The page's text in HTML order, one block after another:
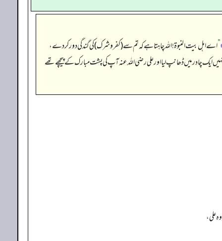
”اے اہل بیت النبوۃ! اللہ چاہتا ہے کہ تم سے (کفر و شرک) کی گندگی دور کر دے،
ایک چادر میں ڈھانپ لیا اور علی رضی الله عنہ آپ کی پشت مبارک کے پیچھے تھے
علی،